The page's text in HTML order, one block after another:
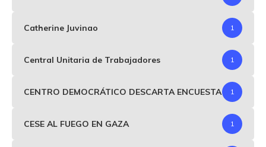
Catherine Juvinao 1
Central Unitaria de Trabajadores 1
CENTRO DEMOCRÁTICO DESCARTA ENCUESTA 1
CESE AL FUEGO EN GAZA 1